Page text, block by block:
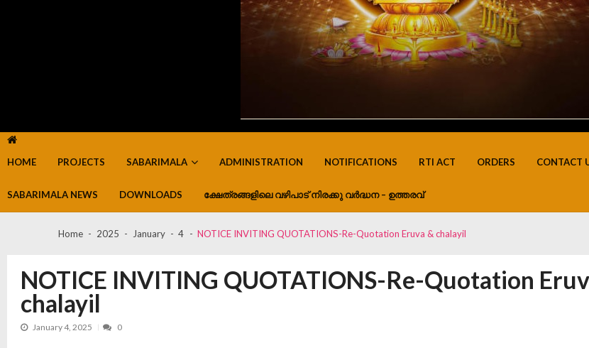
HOME PROJECTS SABARIMALA ADMINISTRATION NOTIFICATIONS RTI ACT ORDERS CONTACT
SABARIMALA NEWS DOWNLOADS ക്ഷേത്രങ്ങളിലെ വഴിപാട് നിരക്കു വർദ്ധന – ഉത്തരവ്
Home 2025 January 4 NOTICE INVITING QUOTATIONS-Re-Quotation Eruva & chalayil
NOTICE INVITING QUOTATIONS-Re-Quotation
chalayil
January 4, 2025 0